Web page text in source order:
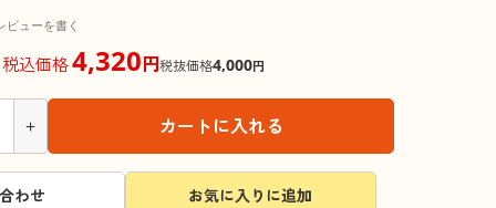
ビューを書く
税込価格4,320円税抜価格4,000円
+ カートに入れる
わせ お気に入りに追加